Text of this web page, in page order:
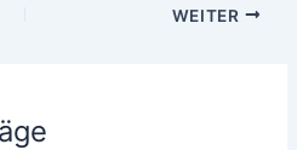
WEITER